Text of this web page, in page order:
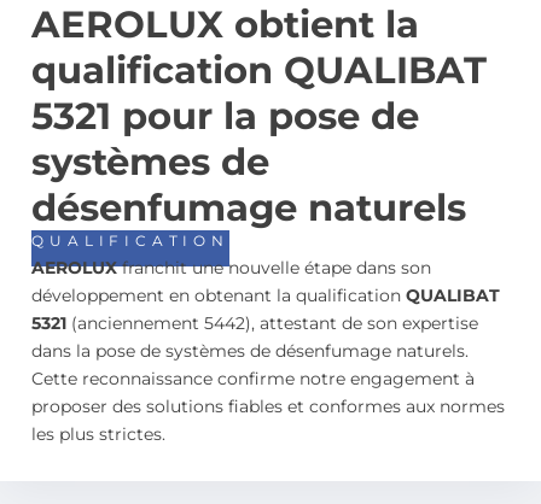
AEROLUX obtient la
qualification QUALIBAT
5321 pour la pose de
systèmes de
désenfumage naturels
QUALIFICATION
AEROLUXfranchit une nouvelle étape dans son
développement en obtenant la qualificationQUALIBAT
5321 (anciennement 5442), attestant de son expertise
dans la pose de systèmes de désenfumage naturels.
Cette reconnaissance confirme notre engagement à
proposer des solutions fiables et conformes aux normes
les plus strictes.